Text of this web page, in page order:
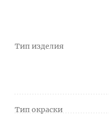
Тип изделия
Тип окраски